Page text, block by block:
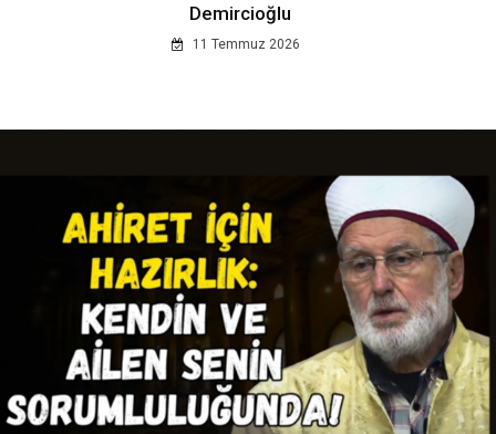
Demircioğlu
11 Temmuz 2026